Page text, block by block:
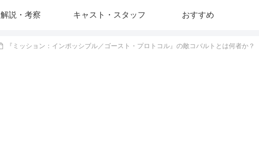
解説・考察 キャスト・スタッフ おすすめ
『ミッション：インポッシブル／ゴースト・プロトコル』の敵コバルトとは何者か？